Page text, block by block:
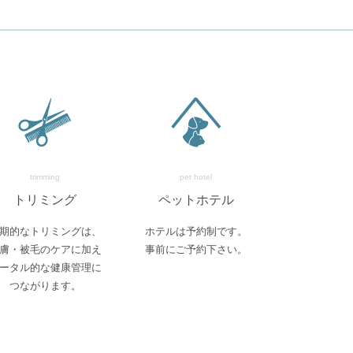
trimming
トリミング
的なトリミングは、
・被毛のケアに加え
ータル的な健康管理に
つながります。
pet hotel
ペットホテル
ホテルは予約制です。
事前にご予約下さい。